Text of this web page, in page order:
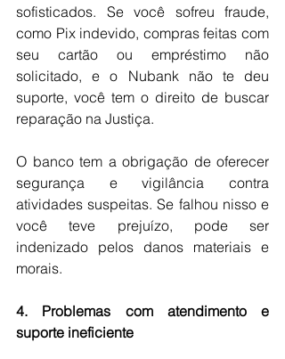
sofisticados. Se você sofreu fraude,
como Pix indevido, compras feitas com
seu cartão ou empréstimo não
solicitado, e o Nubank não te deu
suporte, você tem o direito de buscar
reparação na Justiça.
O banco tem a obrigação de oferecer
segurança e vigilância contra
atividades suspeitas. Se falhou nisso e
você teve prejuízo, pode ser
indenizado pelos danos materiais e
morais.
4. Problemas com atendimento e
suporte ineficiente